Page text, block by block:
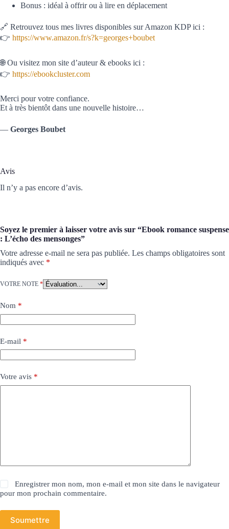
Bonus : idéal à offrir ou à lire en déplacement
🔗 Retrouvez tous mes livres disponibles sur Amazon KDP ici :
👉 https://www.amazon.fr/s?k=georges+boubet
🌐 Ou visitez mon site d’auteur & ebooks ici :
👉 https://ebookcluster.com
Merci pour votre confiance.
Et à très bientôt dans une nouvelle histoire…
— Georges Boubet
Avis
Il n’y a pas encore d’avis.
Soyez le premier à laisser votre avis sur “Ebook romance suspense
: L’écho des mensonges”
Votre adresse e-mail ne sera pas publiée. Les champs obligatoires sont
indiqués avec *
VOTRE NOTE *
Nom *
E-mail *
Votre avis *
Enregistrer mon nom, mon e-mail et mon site dans le navigateur
pour mon prochain commentaire.
Soumettre